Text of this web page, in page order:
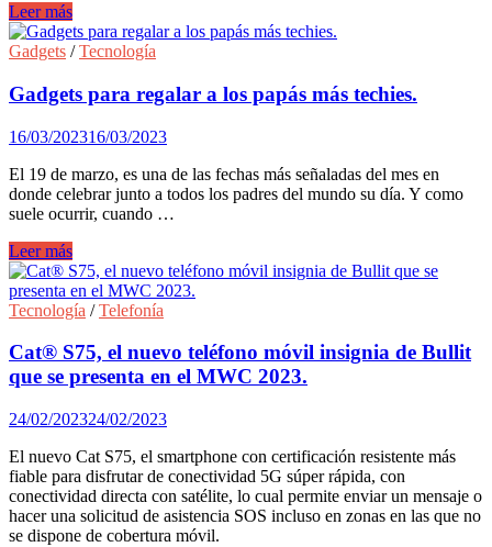
Siempre
con
conexión:
S75,
ya
disponible
en
España
Leer más
Gadgets /Tecnología
Gadgets para regalar a los papás más techies.
16/03/202316/03/2023
El 19 de marzo, es una de las fechas más señaladas del mes en
donde celebrar junto a todos los padres del mundo su día. Y como
suele ocurrir, cuando …
Gadgets
para
regalar
a
papás
más
techies.
Leer más
Tecnología /Telefonía
Cat® S75, el nuevo teléfono móvil insignia de Bullit
que se presenta en el MWC 2023.
24/02/202324/02/2023
El nuevo Cat S75, el smartphone con certificación resistente más
fiable para disfrutar de conectividad 5G súper rápida, con
conectividad directa con satélite, lo cual permite enviar un mensaje o
hacer una solicitud de asistencia SOS incluso en zonas en las que no
se dispone de cobertura móvil.